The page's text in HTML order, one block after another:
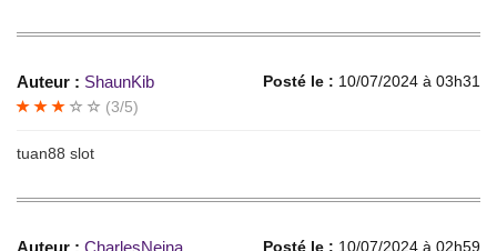
Auteur : ShaunKib Posté le : 10/07/2024 à 03h31
(3/5)
tuan88 slot
Posté le : 10/07/2024 à 02h59